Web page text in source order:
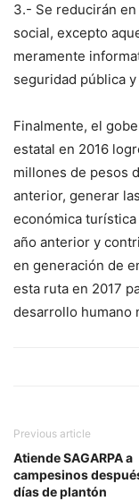
3.- Se reducirán
social, excepto
meramente
seguridad pública
Finalmente, el
estatal en 2016
millones de pesos
anterior, generar
económica
año anterior y
en generación de
esta ruta en 2017
desarrollo humano
Previous article
Atiende SAGARPA a
campesinos
días de plantón